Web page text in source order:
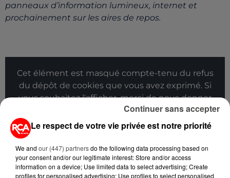
panneaux d’information lumineux, internet et
prochainement sur les aires de repos.
Cet élément est masqué compte-tenu du refus
du dépôt de cookies que vous avez exprimé. Si
vous souhaitez l'afficher, merci de nous donner
votre accord en cliquant sur le bouton ci-
dessous.
Afficher l'élément
Le respect de votre vie privée est notre priorité
We and our (447) partnersdo the following data processing based on
your consent and/or our legitimate interest: Store and/or access
information on a device; Use limited data to select advertising; Create
profiles for personalised advertising; Use profiles to select personalised
Continuer sans accepter